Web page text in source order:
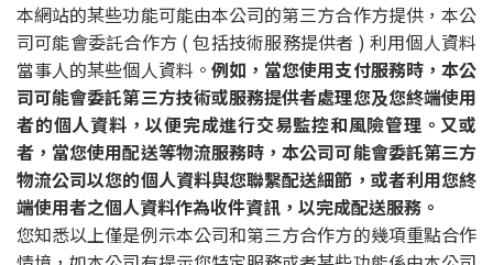
本網站的某些功能可能由本公司的第三方合作方提供，本公
司可能會委託合作方 ( 包括技術服務提供者 ) 利用個人資料
當事人的某些個人資料。 例如，當您使用支付服務時，本公
司可能會委託第三方技術或服務提供者處理您及您終端使用
者的個人資料，以便完成進行交易監控和風險管理。又或
者，當您使用配送等物流服務時，本公司可能會委託第三方
物流公司以您的個人資料與您聯繫配送細節，或者利用您終
端使用者之個人資料作為收件資訊，以完成配送服務。
您知悉以上僅是例示本公司和第三方合作方的幾項重點合作